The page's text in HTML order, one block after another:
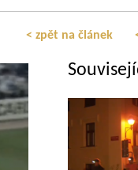
< zpět na článek